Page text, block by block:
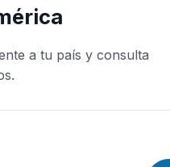
a tu país y consulta